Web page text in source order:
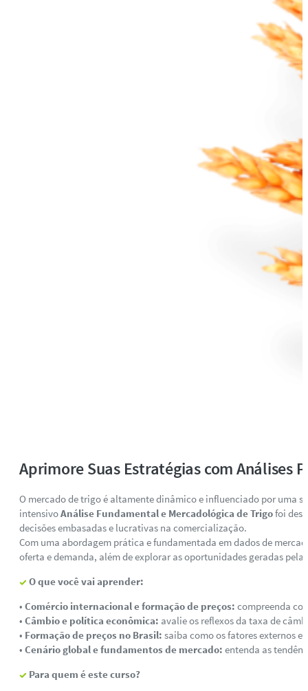
Aprimore Suas Estratégias com Análises
O mercado de trigo é altamente dinâmico e influenciado por uma
intensivoAnálise Fundamental e Mercadológica de Trigofoi
decisões embasadas e lucrativas na comercialização.
Com uma abordagem prática e fundamentada em dados de
oferta e demanda, além de explorar as oportunidades geradas
O que você vai aprender:
• Comércio internacional e formação de preços: compreenda
• Câmbio e política econômica: avalie os reflexos da taxa de
• Formação de preços no Brasil: saiba como os fatores externos
• Cenário global e fundamentos de mercado: entenda as
Para quem é este curso?